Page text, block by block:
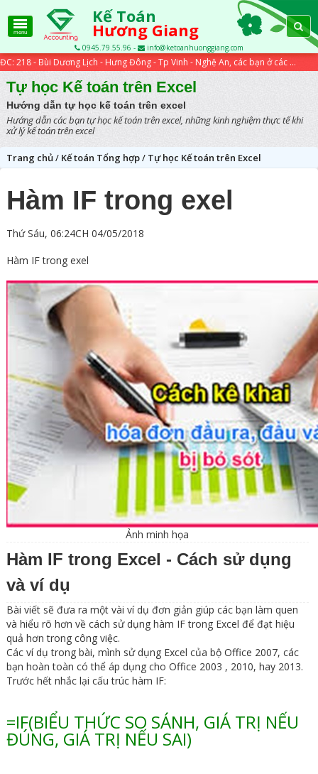
menu
Kế Toán
Hương Giang
0945.79.55.96 - info@ketoanhuonggiang.com
ĐC: 218 - Bùi Dương Lịch - Hưng Đông - Tp Vinh - Nghệ An, các bạn ở các tỉnh xa có thể học trực tuyến qua các bài viết trên website...
Tự học Kế toán trên Excel
Hướng dẫn tự học kế toán trên excel
Hướng dẫn các bạn tự học kế toán trên excel, những kinh nghiệm thực tế khi
xử lý kế toán trên excel
Trang chủ/ Kế toán Tổng hợp/ Tự học Kế toán trên Excel
Hàm IF trong exel
Thứ Sáu, 06:24CH 04/05/2018
Hàm IF trong exel
Ảnh minh họa
Hàm IF trong Excel - Cách sử dụng
và ví dụ
Bài viết sẽ đưa ra một vài ví dụ đơn giản giúp các bạn làm quen
và hiểu rõ hơn về cách sử dụng hàm IF trong Excel để đạt hiệu
quả hơn trong công việc.
Các ví dụ trong bài, mình sử dụng Excel của bộ Office 2007, các
bạn hoàn toàn có thể áp dụng cho Office 2003 , 2010, hay 2013.
Trước hết nhắc lại cấu trúc hàm IF:
=IF(BIỂU THỨC SO SÁNH, GIÁ TRỊ NẾU
ĐÚNG, GIÁ TRỊ NẾU SAI)